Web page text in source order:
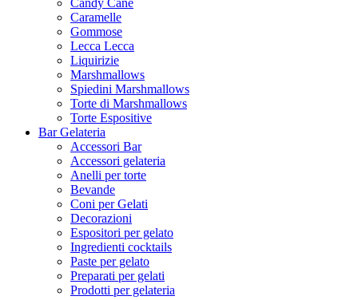
Candy Cane
Caramelle
Gommose
Lecca Lecca
Liquirizie
Marshmallows
Spiedini Marshmallows
Torte di Marshmallows
Torte Espositive
Bar Gelateria
Accessori Bar
Accessori gelateria
Anelli per torte
Bevande
Coni per Gelati
Decorazioni
Espositori per gelato
Ingredienti cocktails
Paste per gelato
Preparati per gelati
Prodotti per gelateria